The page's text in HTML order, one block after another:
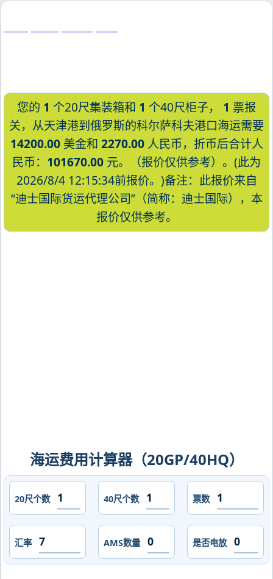
您的 1 个20尺集装箱和 1 个40尺柜子， 1 票报
关，从天津港到俄罗斯的科尔萨科夫港口海运需要
14200.00美金和 2270.00人民币，折币后合计人
民币： 101670.00 元。（报价仅供参考）。(此为
2026/8/4 12:15:34前报价。)备注：此报价来自
“迪士国际货运代理公司”（简称：迪士国际），本
报价仅供参考。
海运费用计算器（20GP/40HQ）
20尺个数 40尺个数 票数
汇率 AMS数量 是否电放